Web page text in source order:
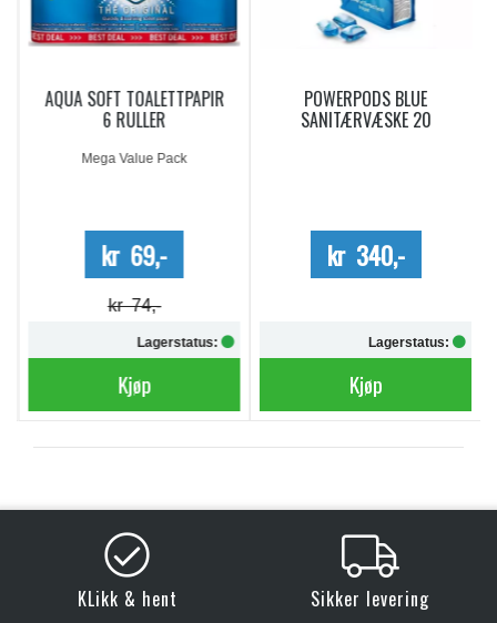
AQUA SOFT TOALETTPAPIR
6 RULLER
Mega Value Pack
kr 69,-
kr 74,-
Lagerstatus:
Kjøp
POWERPODS BLUE
SANITÆRVÆSKE 20
kr 340,-
Lagerstatus:
Kjøp
KLikk & hent Sikker levering